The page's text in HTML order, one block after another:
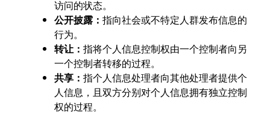
访问的状态。
公开披露：指向社会或不特定人群发布信息的
行为。
转让：指将个人信息控制权由一个控制者向另
一个控制者转移的过程。
共享：指个人信息处理者向其他处理者提供个
人信息，且双方分别对个人信息拥有独立控制
权的过程。